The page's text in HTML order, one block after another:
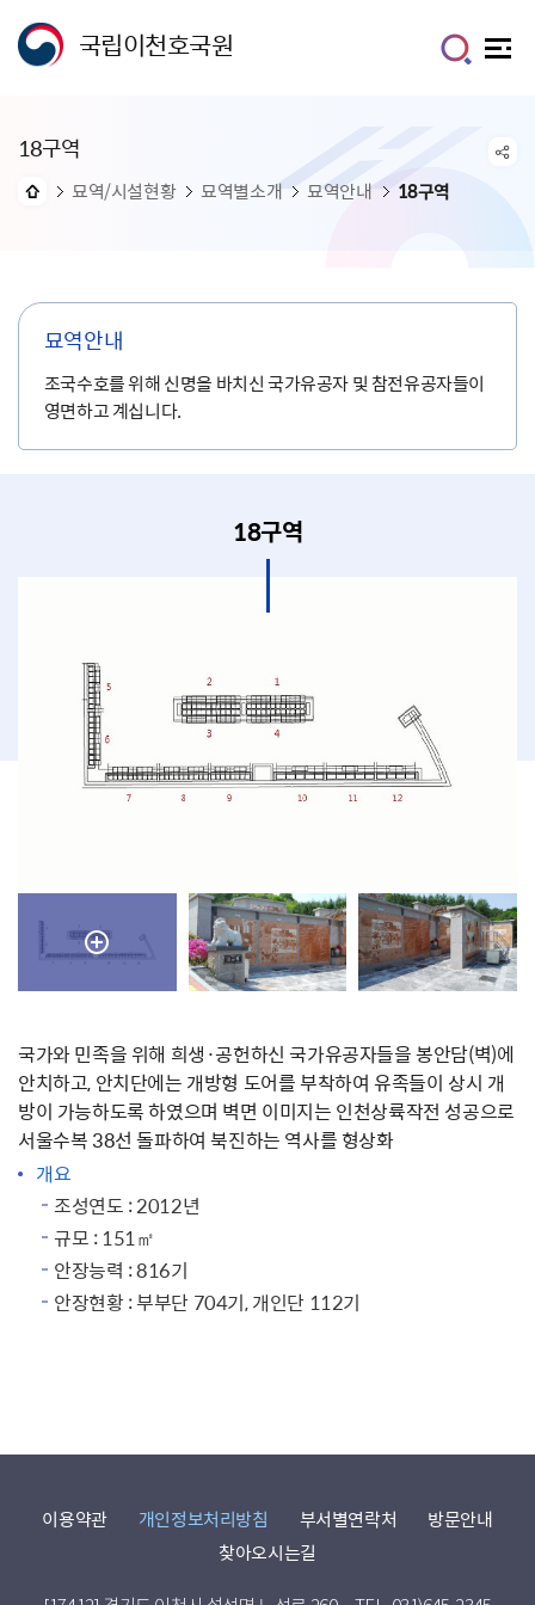
국립이천호국원
18구역
묘역/시설현황 묘역별소개 묘역안내 18구역
묘역안내
조국수호를 위해 신명을 바치신 국가유공자 및 참전유공자들이
영면하고 계십니다.
18구역
국가와 민족을 위해 희생·공헌하신 국가유공자들을 봉안담(벽)에
안치하고, 안치단에는 개방형 도어를 부착하여 유족들이 상시 개
방이 가능하도록 하였으며 벽면 이미지는 인천상륙작전 성공으로
서울수복 38선 돌파하여 북진하는 역사를 형상화
개요
조성연도 : 2012년
규모 : 151㎡
안장능력 : 816기
안장현황 : 부부단 704기, 개인단 112기
이용약관 개인정보처리방침 부서별연락처
방문안내
찾아오시는길